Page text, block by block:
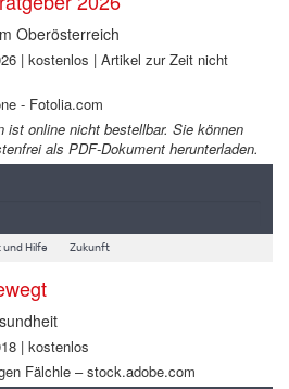
Oberösterreich
| kostenlos | Artikel zur Zeit nicht
- Fotolia.com
ist online nicht bestellbar. Sie können
als PDF-Dokument herunterladen.
und Hilfe Zukunft
| kostenlos
Fälchle – stock.adobe.com